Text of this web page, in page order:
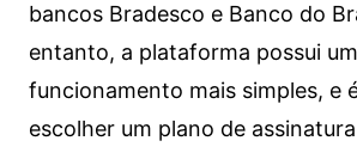
bancos Bradesco e Banco do
entanto, a plataforma possui um
funcionamento mais simples, e
escolher um plano de